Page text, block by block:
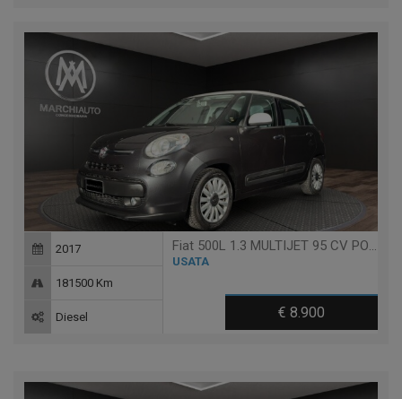
Fiat 500L 1.3 MULTIJET 95 CV POP STAR
USATA
€ 8.900
2017
181500 Km
Diesel